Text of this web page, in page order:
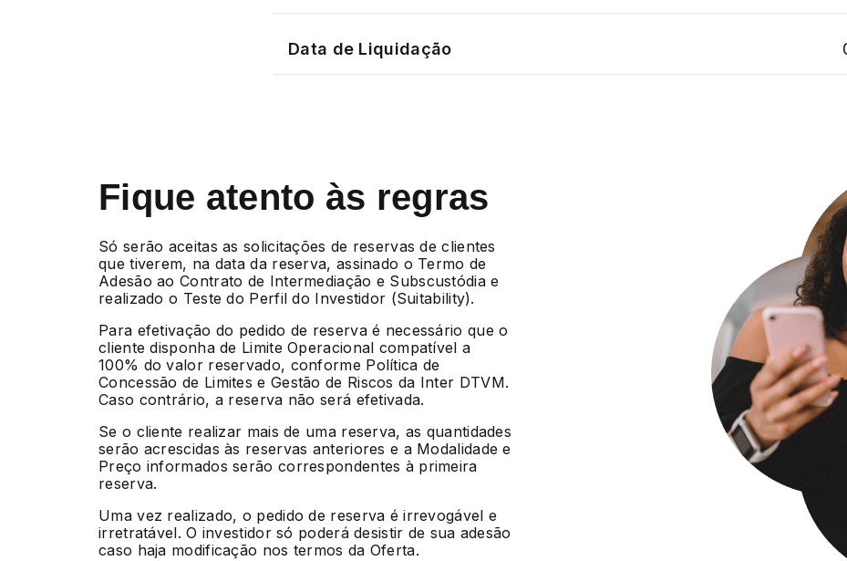
Data de Liquidação
Fique atento às regras
Só serão aceitas as solicitações de reservas de clientes
que tiverem, na data da reserva, assinado o Termo de
Adesão ao Contrato de Intermediação e Subscustódia e
realizado o Teste do Perfil do Investidor (Suitability).
Para efetivação do pedido de reserva é necessário que o
cliente disponha de Limite Operacional compatível a
100% do valor reservado, conforme Política de
Concessão de Limites e Gestão de Riscos da Inter DTVM.
Caso contrário, a reserva não será efetivada.
Se o cliente realizar mais de uma reserva, as quantidades
serão acrescidas às reservas anteriores e a Modalidade e
Preço informados serão correspondentes à primeira
reserva.
Uma vez realizado, o pedido de reserva é irrevogável e
irretratável. O investidor só poderá desistir de sua adesão
caso haja modificação nos termos da Oferta.